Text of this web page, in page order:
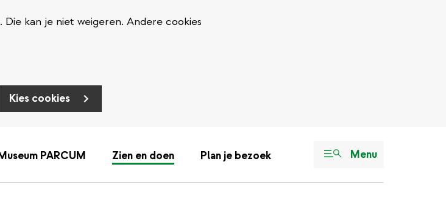
kan je niet weigeren. Andere cookies
Kies cookies
PARCUM Zien en doen Plan je bezoek Menu